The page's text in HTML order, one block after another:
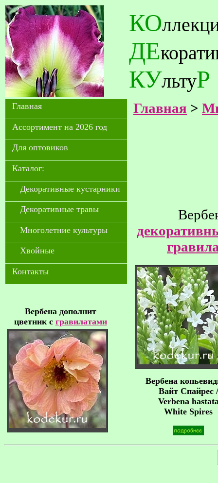
КО
ДЕ
КУльтуР
Главная
Ассортимент на 2026 год
Для оптовиков
Каталог:
Декоративные кустарники
Декоративные травы
Многолетние культуры
Хвойные
Контакты
Вербена дополнит
цветник с гравилатами
Главная >
Вербена
Вайт Спайрес /
Verbena
White Spires